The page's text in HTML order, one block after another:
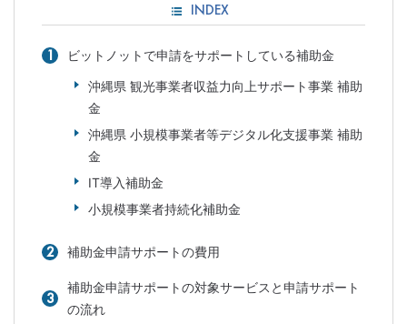
INDEX
ビットノットで申請をサポートしている補助金
沖縄県 観光事業者収益力向上サポート事業 補助
金
沖縄県 小規模事業者等デジタル化支援事業 補助
金
IT導入補助金
小規模事業者持続化補助金
補助金申請サポートの費用
補助金申請サポートの対象サービスと申請サポート
の流れ